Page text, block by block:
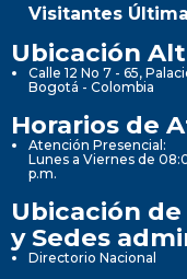
Visitantes
Ubicación
Calle 12 No 7 - 65,
Bogotá - Colombia
Horarios de
Atención Presencial:
Lunes a Viernes de
p.m.
Ubicación
y Sedes
Directorio Nacional